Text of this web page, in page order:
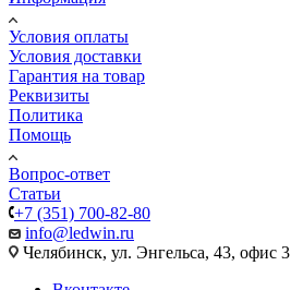
Условия оплаты
Условия доставки
Гарантия на товар
Реквизиты
Политика
Помощь
Вопрос-ответ
Статьи
+7 (351) 700-82-80
info@ledwin.ru
Челябинск, ул. Энгельса, 43, офис 3